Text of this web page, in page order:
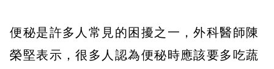
便秘是許多人常見的困擾之一，外科醫師陳
榮堅表示，很多人認為便秘時應該要多吃蔬